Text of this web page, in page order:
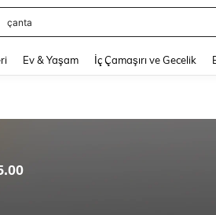
çanta
Ev & Yaşam İç Çamaşırı ve Gecelik